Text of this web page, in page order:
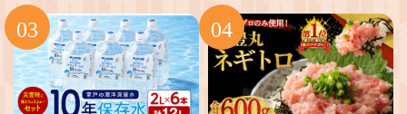
べ 魚 さかな 冷凍 小分け 便利
10000円 1万円 高知県 室戸市
凍 プレゼント TV メディア グラン
プリ受賞 大賞受賞 故郷納税 【送
料無料】